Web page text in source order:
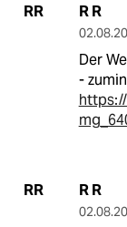
RR R R
Der
-
RR R R